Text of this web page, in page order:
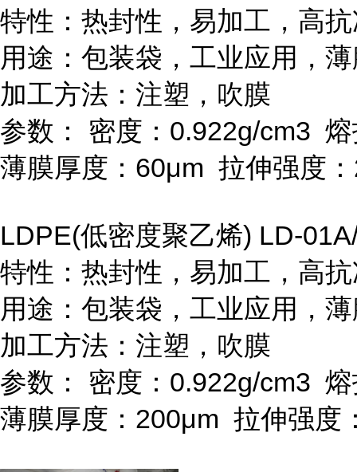
特性：热封性，易加工，高
用途：包装袋，工业应用，
加工方法：注塑，吹膜
参数：
密度： 0.922g/cm3
薄膜厚度： 60μm 拉伸强度：
LDPE(低密度聚乙烯) LD-
特性：热封性，易加工，高
用途：包装袋，工业应用，
加工方法：注塑，吹膜
参数：
密度： 0.922g/cm3
薄膜厚度： 200μm 拉伸强度